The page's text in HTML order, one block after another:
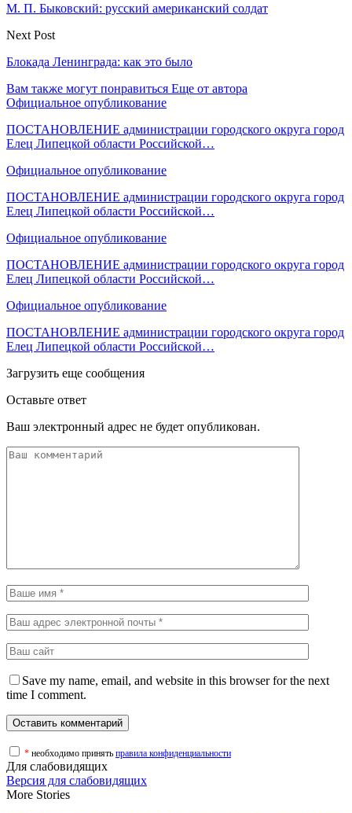
М. П. Быковский: русский американский солдат
Next Post
Блокада Ленинграда: как это было
Вам также могут понравиться Еще от автора
Официальное опубликование
ПОСТАНОВЛЕНИЕ администрации городского округа город
Елец Липецкой области Российской…
Официальное опубликование
ПОСТАНОВЛЕНИЕ администрации городского округа город
Елец Липецкой области Российской…
Официальное опубликование
ПОСТАНОВЛЕНИЕ администрации городского округа город
Елец Липецкой области Российской…
Официальное опубликование
ПОСТАНОВЛЕНИЕ администрации городского округа город
Елец Липецкой области Российской…
Загрузить еще сообщения
Оставьте ответ
Ваш электронный адрес не будет опубликован.
Save my name, email, and website in this browser for the next
time I comment.
* необходимо принять правила конфиденциальности
Для слабовидящих
Версия для слабовидящих
More Stories